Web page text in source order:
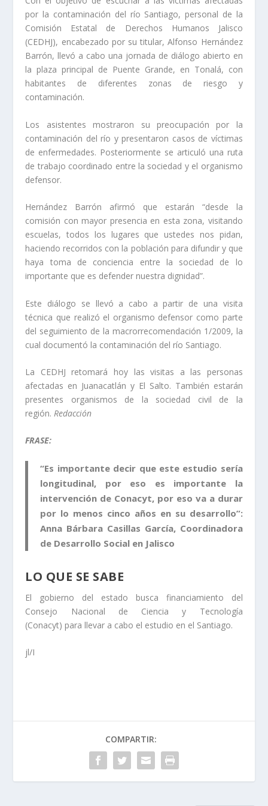
por la contaminación del río Santiago, personal de la
Comisión Estatal de Derechos Humanos Jalisco
(CEDHJ), encabezado por su titular, Alfonso Hernández
Barrón, llevó a cabo una jornada de diálogo abierto en
la plaza principal de Puente Grande, en Tonalá, con
habitantes de diferentes zonas de riesgo y
contaminación.
Los asistentes mostraron su preocupación por la
contaminación del río y presentaron casos de víctimas
de enfermedades. Posteriormente se articuló una ruta
de trabajo coordinado entre la sociedad y el organismo
defensor.
Hernández Barrón afirmó que estarán “desde la
comisión con mayor presencia en esta zona, visitando
escuelas, todos los lugares que ustedes nos pidan,
haciendo recorridos con la población para difundir y que
haya toma de conciencia entre la sociedad de lo
importante que es defender nuestra dignidad”.
Este diálogo se llevó a cabo a partir de una visita
técnica que realizó el organismo defensor como parte
del seguimiento de la macrorrecomendación 1/2009, la
cual documentó la contaminación del río Santiago.
La CEDHJ retomará hoy las visitas a las personas
afectadas en Juanacatlán y El Salto. También estarán
presentes organismos de la sociedad civil de la
región.Redacción
FRASE:
“Es importante decir que este estudio sería
longitudinal, por eso es importante la
intervención de Conacyt, por eso va a durar
por lo menos cinco años en su desarrollo”:
Anna Bárbara Casillas García, Coordinadora
de Desarrollo Social en Jalisco
LO QUE SE SABE
El gobierno del estado busca financiamiento del
Consejo Nacional de Ciencia y Tecnología
(Conacyt) para llevar a cabo el estudio en el Santiago.
jl/I
COMPARTIR: